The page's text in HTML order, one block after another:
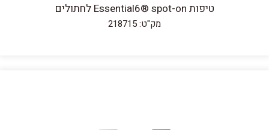
טיפות Essential6® spot-on לחתולים
מק"ט: 218715